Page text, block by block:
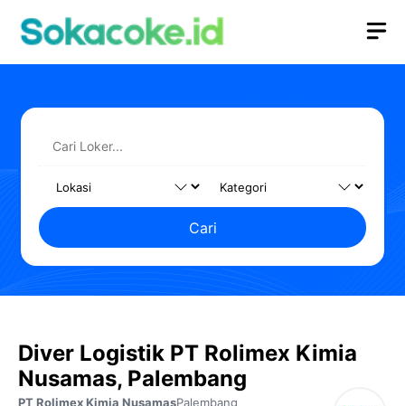
Cari
Diver Logistik PT Rolimex Kimia
Nusamas, Palembang
PT Rolimex Kimia NusamasPalembang